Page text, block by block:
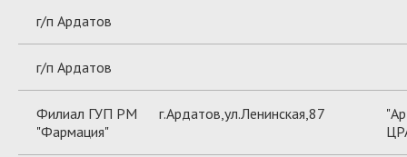
г/п Ардатов
г/п Ардатов
Филиал ГУП РМ
"Фармация"
г.Ардатов,ул.Ленинская,87